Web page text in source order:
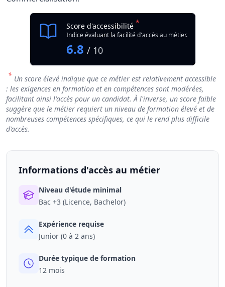
Score d'accessibilité *
Indice évaluant la facilité d'accès au métier.
6.8 / 10
* Un score élevé indique que ce métier est relativement accessible
: les exigences en formation et en compétences sont modérées,
facilitant ainsi l'accès pour un candidat. À l'inverse, un score faible
suggère que le métier requiert un niveau de formation élevé et de
nombreuses compétences spécifiques, ce qui le rend plus difficile
d'accès.
Informations d'accès au métier
Niveau d'étude minimal
Bac +3 (Licence, Bachelor)
Expérience requise
Junior (0 à 2 ans)
Durée typique de formation
12 mois